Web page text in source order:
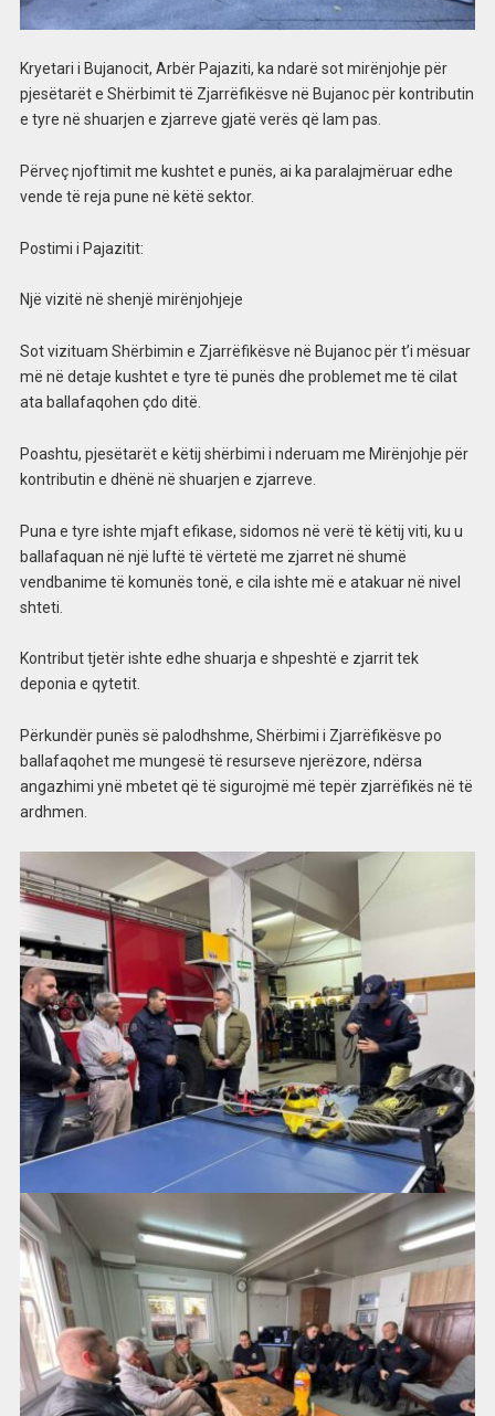
Kryetari i Bujanocit, Arbër Pajaziti, ka ndarë sot mirënjohje për
pjesëtarët e Shërbimit të Zjarrëfikësve në Bujanoc për kontributin
e tyre në shuarjen e zjarreve gjatë verës që lam pas.
Përveç njoftimit me kushtet e punës, ai ka paralajmëruar edhe
vende të reja pune në këtë sektor.
Postimi i Pajazitit:
Një vizitë në shenjë mirënjohjeje
Sot vizituam Shërbimin e Zjarrëfikësve në Bujanoc për t’i mësuar
më në detaje kushtet e tyre të punës dhe problemet me të cilat
ata ballafaqohen çdo ditë.
Poashtu, pjesëtarët e këtij shërbimi i nderuam me Mirënjohje për
kontributin e dhënë në shuarjen e zjarreve.
Puna e tyre ishte mjaft efikase, sidomos në verë të këtij viti, ku u
ballafaquan në një luftë të vërtetë me zjarret në shumë
vendbanime të komunës tonë, e cila ishte më e atakuar në nivel
shteti.
Kontribut tjetër ishte edhe shuarja e shpeshtë e zjarrit tek
deponia e qytetit.
Përkundër punës së palodhshme, Shërbimi i Zjarrëfikësve po
ballafaqohet me mungesë të resurseve njerëzore, ndërsa
angazhimi ynë mbetet që të sigurojmë më tepër zjarrëfikës në të
ardhmen.